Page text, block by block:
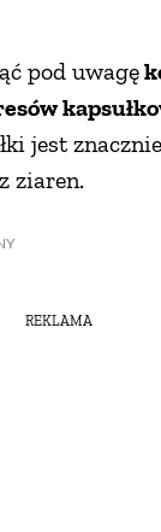
pod uwagę
jest
ziaren.
REKLAMA